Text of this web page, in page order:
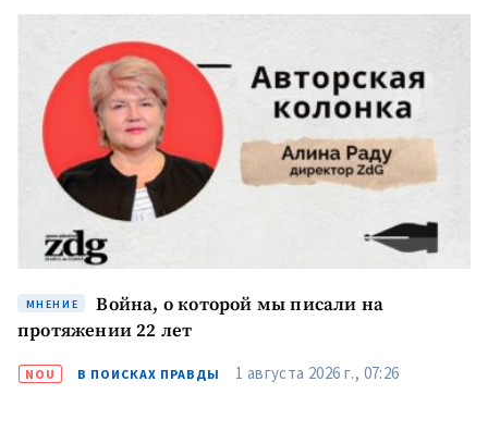
МНЕНИЕ
Война, о которой мы писали на
протяжении 22 лет
NOU В ПОИСКАХ ПРАВДЫ 1 августа 2026 г., 07:26